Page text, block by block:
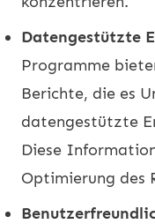
Datengestützte
Programme
Berichte, die es
datengestützte
Diese
Optimierung des